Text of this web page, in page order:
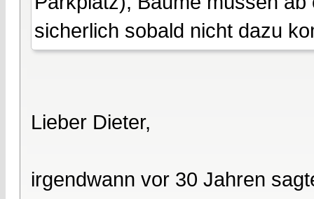
sicherlich sobald nicht dazu
Lieber Dieter,
irgendwann vor 30 Jahren